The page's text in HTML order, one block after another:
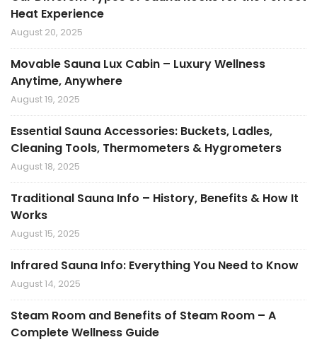
Heat Experience
August 20, 2025
Movable Sauna Lux Cabin – Luxury Wellness
Anytime, Anywhere
August 19, 2025
Essential Sauna Accessories: Buckets, Ladles,
Cleaning Tools, Thermometers & Hygrometers
August 18, 2025
Traditional Sauna Info – History, Benefits & How It
Works
August 15, 2025
Infrared Sauna Info: Everything You Need to Know
August 14, 2025
Steam Room and Benefits of Steam Room – A
Complete Wellness Guide